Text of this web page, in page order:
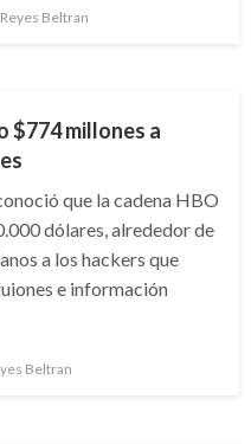
Beltran
$774 millones a
que la cadena HBO
dólares, alrededor de
a los hackers que
e información
Beltran